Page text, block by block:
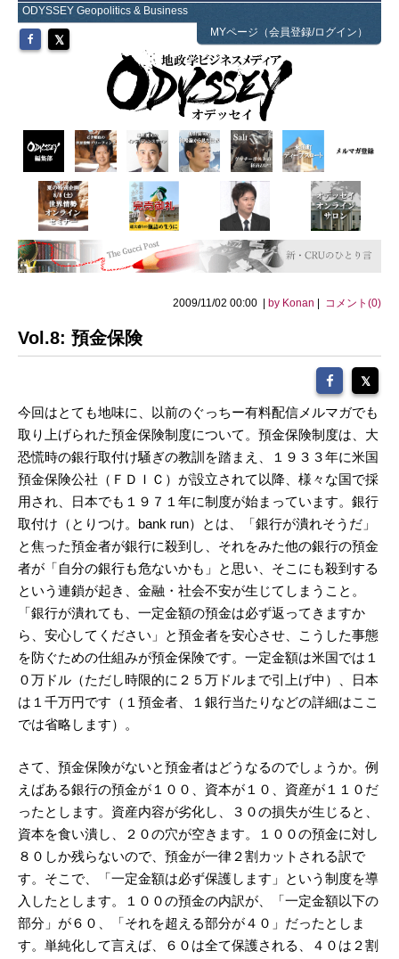
ODYSSEY Geopolitics & Business
MYページ（会員登録/ログイン）
2009/11/02 00:00 | by Konan コメント(0)
Vol.8: 預金保険
今回はとても地味に、以前のぐっちー有料配信メルマガでも
取り上げられた預金保険制度について。預金保険制度は、大
恐慌時の銀行取付け騒ぎの教訓を踏まえ、１９３３年に米国
預金保険公社（ＦＤＩＣ）が設立されて以降、様々な国で採
用され、日本でも１９７１年に制度が始まっています。銀行
取付け（とりつけ。bank run）とは、「銀行が潰れそうだ」
と焦った預金者が銀行に殺到し、それをみた他の銀行の預金
者が「自分の銀行も危ないかも」と思い、そこにも殺到する
という連鎖が起き、金融・社会不安が生じてしまうこと。
「銀行が潰れても、一定金額の預金は必ず返ってきますか
ら、安心してください」と預金者を安心させ、こうした事態
を防ぐための仕組みが預金保険です。一定金額は米国では１
０万ドル（ただし時限的に２５万ドルまで引上げ中）、日本
は１千万円です（１預金者、１銀行当たりなどの詳細はここ
では省略します）。
さて、預金保険がないと預金者はどうなるのでしょうか。例
えばある銀行の預金が１００、資本が１０、資産が１１０だ
ったとします。資産内容が劣化し、３０の損失が生じると、
資本を食い潰し、２０の穴が空きます。１００の預金に対し
８０しか残らないので、預金が一律２割カットされる訳で
す。そこで、「一定金額は必ず保護します」という制度を導
入したとします。１００の預金の内訳が、「一定金額以下の
部分」が６０、「それを超える部分が４０」だったとしま
す。単純化して言えば、６０は全て保護される、４０は２割